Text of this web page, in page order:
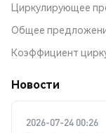
Циркулирующее
Общее
Коэффициент
Новости
2026-07-24 00:26